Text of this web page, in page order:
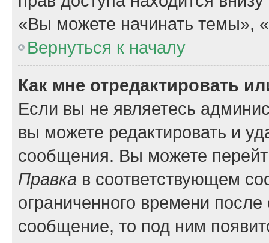
«Вы можете начинать темы»,
Вернуться к началу
Как мне отредактировать
Если вы не являетесь
вы можете редактировать и
сообщения. Вы можете
Правка в соответствующем
ограниченного времени
сообщение, то под ним